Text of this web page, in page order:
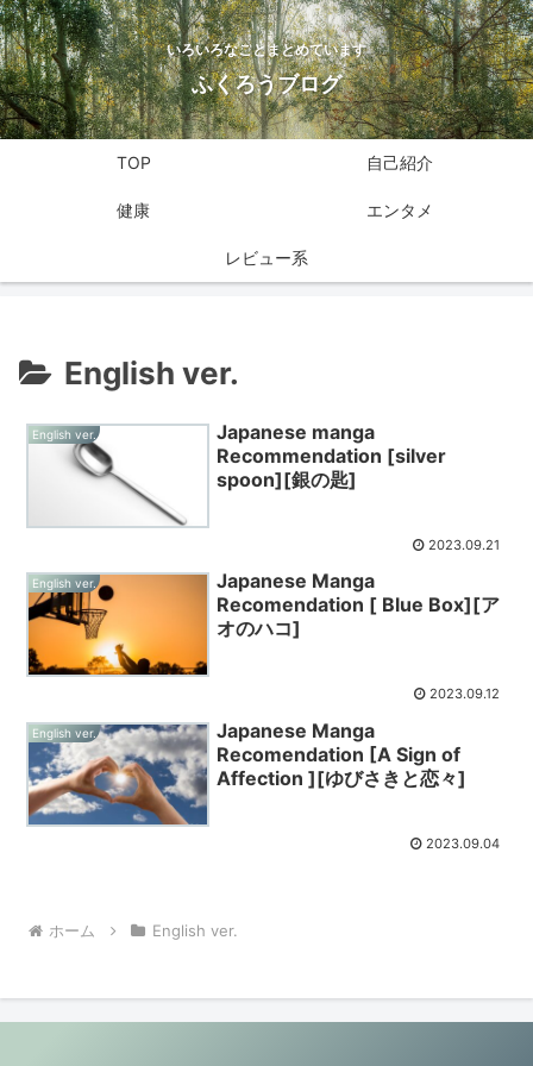
いろいろなことまとめています
ふくろうブログ
TOP 自己紹介
健康 エンタメ
レビュー系
English ver.
English ver.
Japanese manga
Recommendation [silver
spoon][銀の匙]
2023.09.21
English ver.
Japanese Manga
Recomendation [ Blue Box][ア
オのハコ]
2023.09.12
English ver.
Japanese Manga
Recomendation [A Sign of
Affection ][ゆびさきと恋々]
2023.09.04
ホーム English ver.